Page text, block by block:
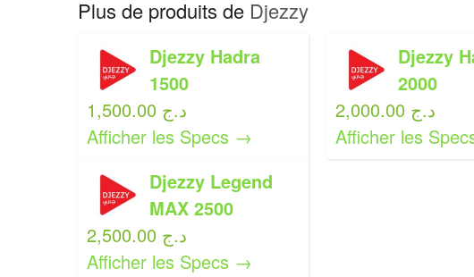
Plus de produits de Djezzy
Djezzy Hadra
1500
1,500.00 د.ج
Afficher les Specs →
Djezzy
2000
2,000.00 د.ج
Afficher les
Djezzy Legend
MAX 2500
2,500.00 د.ج
Afficher les Specs →